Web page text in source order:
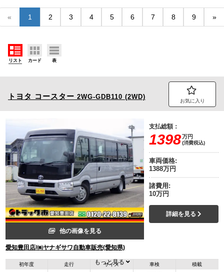
少ない順
多い順
短い順
長い順
« 1 2 3 4 5 6 7 8 9 »
リスト カード 表
トヨタ コースター 2WG-GDB110 (2WD)
お気に入り
他の画像を見る
愛知豊田店/㈱ヤナギサワ自動車販売(愛知県)
支払総額：
1398万円
(消費税込)
車両価格:
1388万円
諸費用:
10万円
詳細を見る
初年度 走行 サイズ 車検 積載
もっと見る